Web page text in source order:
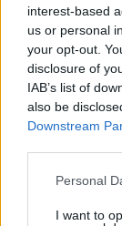
interest-based
us or personal
your opt-out.
disclosure of
IAB’s list of
also be
Downstream
Please note
not limited to
Personal
I want to
ΌΝΟΜΑ *
EMAIL
ΣΧΌΛΙΟ *